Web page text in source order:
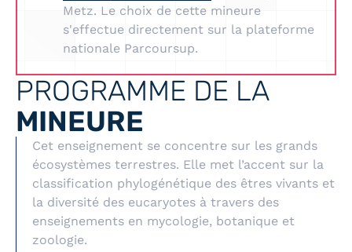
Metz. Le choix de cette mineure
s'effectue directement sur la plateforme
nationale Parcoursup.
PROGRAMME DE LA
MINEURE
Cet enseignement se concentre sur les grands
écosystèmes terrestres. Elle met l’accent sur la
classification phylogénétique des êtres vivants et
la diversité des eucaryotes à travers des
enseignements en mycologie, botanique et
zoologie.